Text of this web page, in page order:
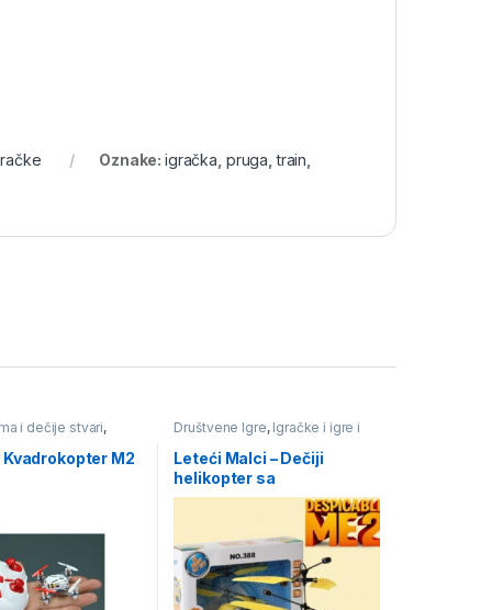
Oznake:igračka pruga ,train
i dečije stvari,
i školski pribor
daljinski
Kvadrokopter M2
Društvene Igre, Igračke i igre i
školski pribor
Leteći Malci – Dečiji
helikopter sa
inteligentnim IR sistemom